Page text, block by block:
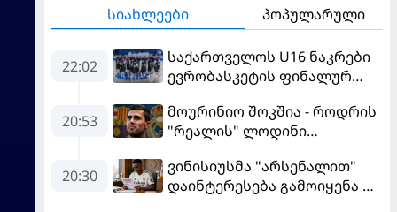
სიახლეები პოპულარული
22:02
საქართველოს U16 ნაკრები
ევრობასკეტის ფინალურ
ასპარეზობას იწყებს
20:53
მოურინიო შოკშია - როდრის
"რეალის" ლოდინი
"ბარსელონაში" გადადის
20:30
ვინისიუსმა "არსენალით"
დაინტერესება გამოიყენა და